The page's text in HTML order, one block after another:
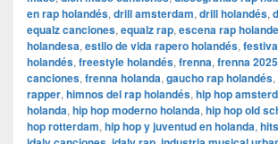
en rap holandés, drill amsterdam, drill holandés,
equalz canciones, equalz rap, escena rap
holandesa, estilo de vida rapero holandés,
holandés, freestyle holandés, frenna, frenna 2025
canciones, frenna holanda, gaucho rap holandés,
rapper, himnos del rap holandés, hip hop
holanda, hip hop moderno holanda, hip hop old
hop rotterdam, hip hop y juventud en holanda,